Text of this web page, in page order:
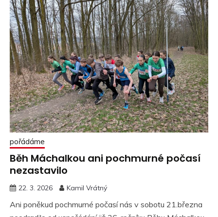
pořádáme
Běh Máchalkou ani pochmurné počasí
nezastavilo
22. 3. 2026 Kamil Vrátný
Ani poněkud pochmurné počasí nás v sobotu 21.března